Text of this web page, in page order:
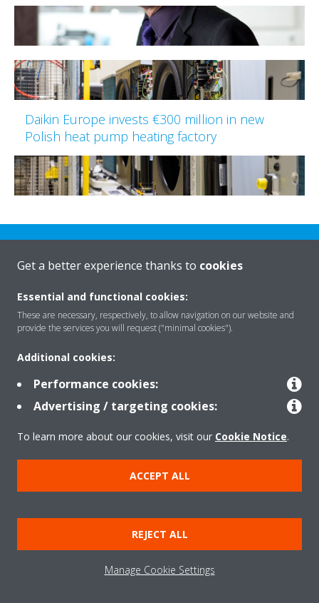
Daikin Europe invests €300 million in new
Polish heat pump heating factory
Rreth nesh
Zgjidhje
Njoftim ligjor
Njoftim për kukit
Politika e privatësisë së të dhënave
Etika Korporative Data Act
Get a better experience thanks to cookies
Essential and functional cookies:
These are necessary, respectively, to allow navigation on our website and
provide the services you will request ("minimal cookies").
Additional cookies:
Performance cookies:
Advertising / targeting cookies:
To learn more about our cookies, visit our Cookie Notice.
ACCEPT ALL
REJECT ALL
Manage Cookie Settings